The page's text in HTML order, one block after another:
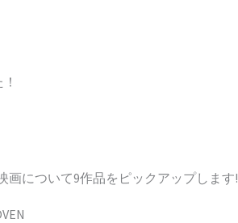
について9作品をピックアップします!